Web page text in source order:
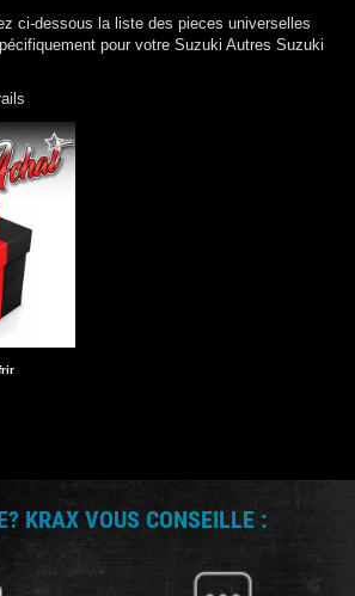
ci-dessous la liste des pieces universelles
pour votre Suzuki Autres Suzuki
KRAX VOUS CONSEILLE :